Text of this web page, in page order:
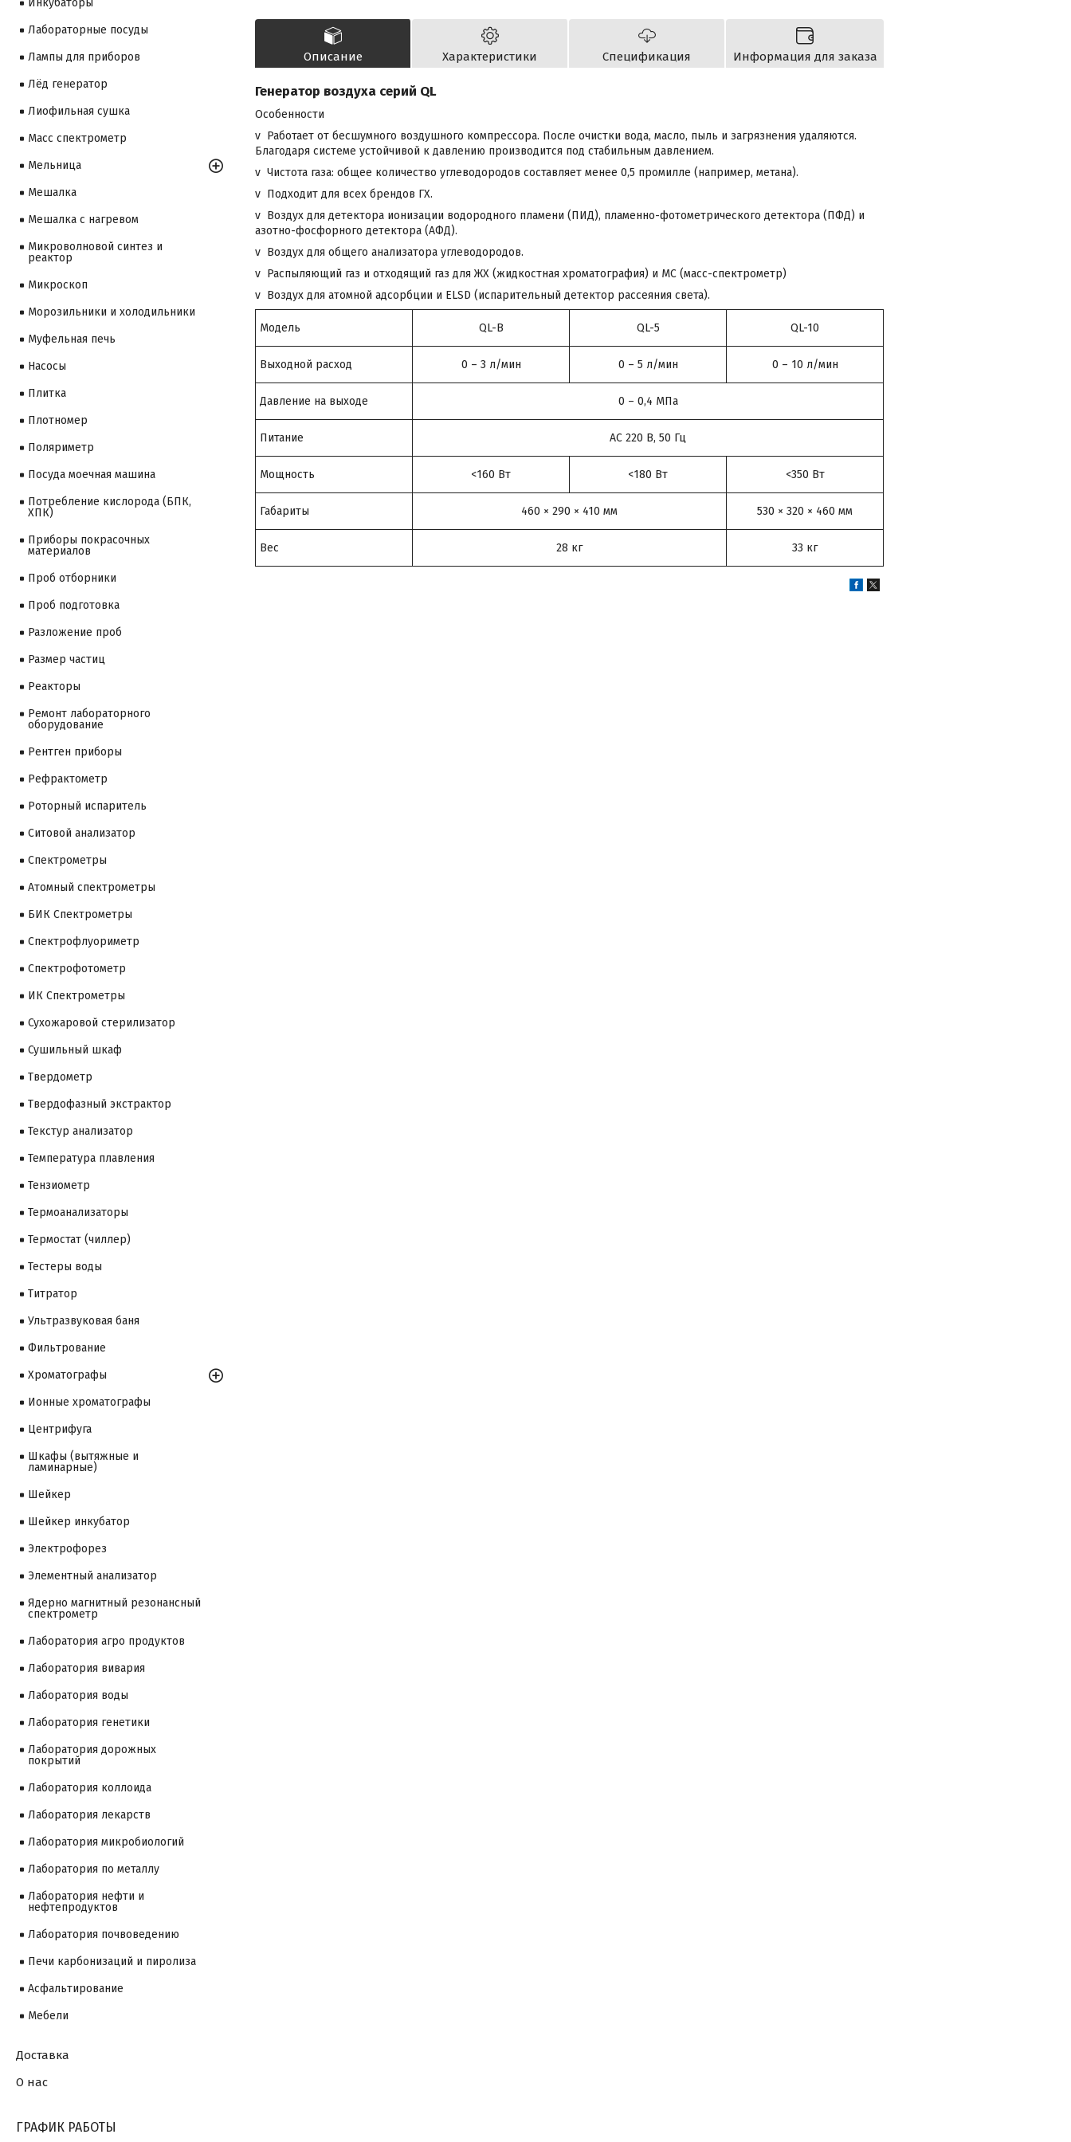
Описание Характеристики Спецификация Информация для заказа
Генератор воздуха серий QL
Особенности
v Работает от бесшумного воздушного компрессора. После очистки вода, масло, пыль и загрязнения удаляются.
Благодаря системе устойчивой к давлению производится под стабильным давлением.
v Чистота газа: общее количество углеводородов составляет менее 0,5 промилле (например, метана).
v Подходит для всех брендов ГХ.
v Воздух для детектора ионизации водородного пламени (ПИД), пламенно-фотометрического детектора (ПФД) и
азотно-фосфорного детектора (АФД).
v Воздух для общего анализатора углеводородов.
v Распыляющий газ и отходящий газ для ЖХ (жидкостная хроматография) и МС (масс-спектрометр)
v Воздух для атомной адсорбции и ELSD (испарительный детектор рассеяния света).
Модель QL-B QL-5 QL-10
Выходной расход 0 – 3 л/мин 0 – 5 л/мин 0 – 10 л/мин
Давление на выходе 0 – 0,4 МПа
Питание АС 220 В, 50 Гц
Мощность <160 Вт <180 Вт <350 Вт
Габариты 460 × 290 × 410 мм 530 × 320 × 460 мм
Вес 28 кг 33 кг
Инкубаторы
Лабораторные посуды
Лампы для приборов
Лёд генератор
Лиофильная сушка
Масс спектрометр
Мельница
Мешалка
Мешалка с нагревом
Микроволновой синтез и
реактор
Микроскоп
Морозильники и холодильники
Муфельная печь
Насосы
Плитка
Плотномер
Поляриметр
Посуда моечная машина
Потребление кислорода (БПК,
ХПК)
Приборы покрасочных
материалов
Проб отборники
Проб подготовка
Разложение проб
Размер частиц
Реакторы
Ремонт лабораторного
оборудование
Рентген приборы
Рефрактометр
Роторный испаритель
Ситовой анализатор
Cпектрометры
Атомный спектрометры
БИК Спектрометры
Спектрофлуориметр
Спектрофотометр
ИК Спектрометры
Сухожаровой стерилизатор
Сушильный шкаф
Твердометр
Твердофазный экстрактор
Текстур анализатор
Температура плавления
Тензиометр
Термоанализаторы
Термостат (чиллер)
Тестеры воды
Титратор
Ультразвуковая баня
Фильтрование
Хроматографы
Ионные хроматографы
Центрифуга
Шкафы (вытяжные и
ламинарные)
Шейкер
Шейкер инкубатор
Электрофорез
Элементный анализатор
Ядерно магнитный резонансный
спектрометр
Лаборатория агро продуктов
Лаборатория вивария
Лаборатория воды
Лаборатория генетики
Лаборатория дорожных
покрытий
Лаборатория коллоида
Лаборатория лекарств
Лаборатория микробиологий
Лаборатория по металлу
Лаборатория нефти и
нефтепродуктов
Лаборатория почвоведению
Печи карбонизаций и пиролиза
Асфальтирование
Мебели
Доставка
О нас
ГРАФИК РАБОТЫ